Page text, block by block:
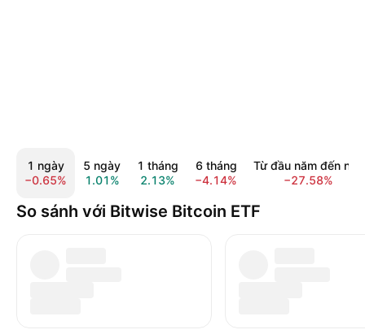
1 ngày
−0.65%
5 ngày
1.01%
1 tháng
2.13%
6 tháng
−4.14%
Từ đầu năm đến nay
−27.58%
So sánh với Bitwise Bitcoin ETF